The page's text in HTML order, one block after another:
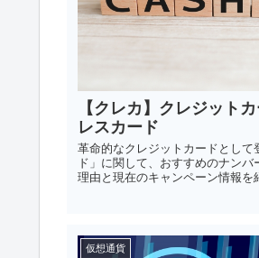
【クレカ】クレジット
レスカード
革命的なクレジットカードとして
ド」に関して、おすすめのナン
理由と現在のキャンペーン情報を
仮想通貨